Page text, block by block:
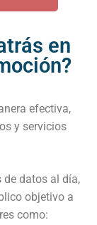
en
efectiva,
y servicios
de datos al día,
objetivo a
como: